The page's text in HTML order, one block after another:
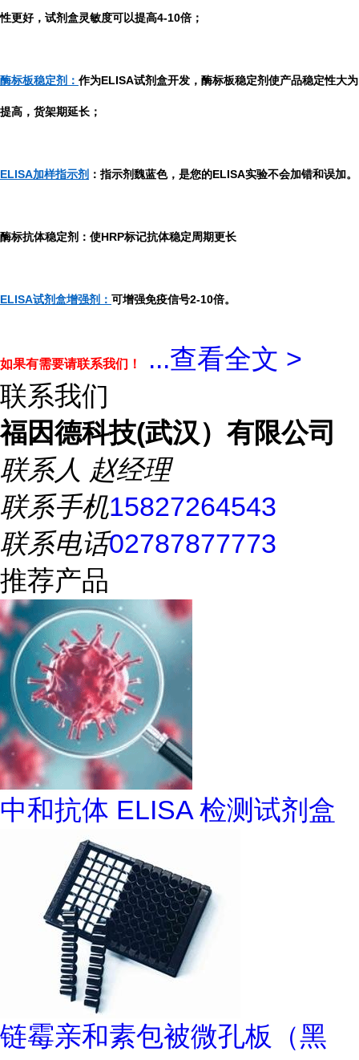
性更好，试剂盒灵敏度可以提高4-10倍；
酶标板稳定剂： 作为ELISA试剂盒开发，酶标板稳定剂使产品稳定性大为
提高，货架期延长；
ELISA加样指示剂 ：指示剂魏蓝色，是您的ELISA实验不会加错和误加。
酶标抗体稳定剂：使HRP标记抗体稳定周期更长
ELISA试剂盒增强剂： 可增强免疫信号2-10倍。
如果有需要请联系我们！ ...查看全文 >
联系我们
福因德科技(武汉）有限公司
联系人 赵经理
联系手机15827264543
联系电话02787877773
推荐产品
中和抗体 ELISA 检测试剂盒
链霉亲和素包被微孔板（黑